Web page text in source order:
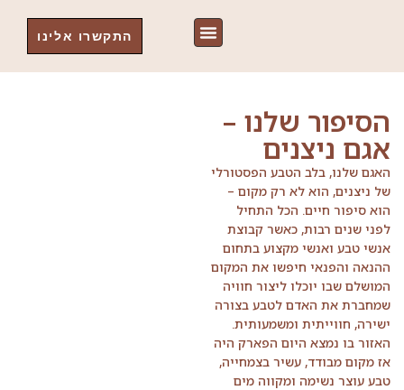
התקשרו אלינו
הסיפור שלנו –
אגם ניצנים
האגם שלנו, בלב הטבע הפסטורלי
של ניצנים, הוא לא רק מקום –
הוא סיפור חיים. הכל התחיל
לפני שנים רבות, כאשר קבוצת
אנשי טבע ואנשי מקצוע בתחום
ההנאה והפנאי חיפשו את המקום
המושלם שבו יוכלו ליצור חוויה
שמחברת את האדם לטבע בצורה
ישירה, חווייתית ומשמעותית.
האזור בו נמצא היום הפארק היה
אז מקום מבודד, עשיר בצמחייה,
טבע עוצר נשימה ומקווה מים